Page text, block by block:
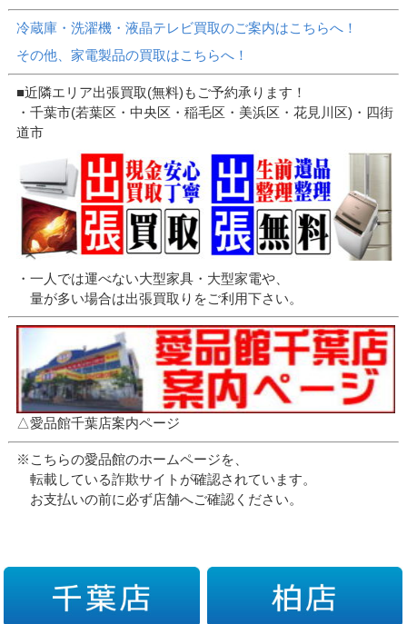
冷蔵庫・洗濯機・液晶テレビ買取のご案内はこちらへ！
その他、家電製品の買取はこちらへ！
■近隣エリア出張買取(無料)もご予約承ります！
・千葉市(若葉区・中央区・稲毛区・美浜区・花見川区)・四街
道市
・一人では運べない大型家具・大型家電や、
量が多い場合は出張買取りをご利用下さい。
△愛品館千葉店案内ページ
※こちらの愛品館のホームページを、
転載している詐欺サイトが確認されています。
お支払いの前に必ず店舗へご確認ください。